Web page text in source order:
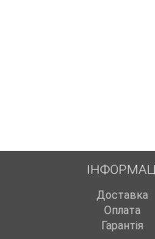
Доставка
Оплата
Гарантія